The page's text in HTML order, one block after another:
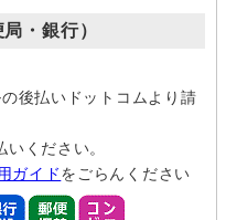
・銀行）
後払いドットコムより請
ください。
ガイドをごらんください